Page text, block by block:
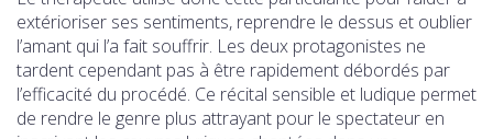
extérioriser ses sentiments, reprendre le dessus et oublier
l’amant qui l’a fait souffrir. Les deux protagonistes ne
tardent cependant pas à être rapidement débordés par
l’efficacité du procédé. Ce récital sensible et ludique permet
de rendre le genre plus attrayant pour le spectateur en